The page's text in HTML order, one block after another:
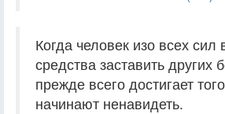
Когда человек изо всех сил
средства заставить других
прежде всего достигает
начинают ненавидеть.